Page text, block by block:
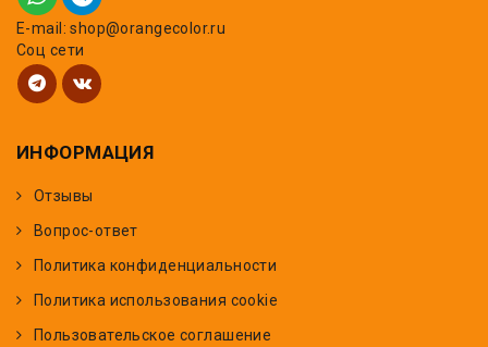
E-mail: shop@orangecolor.ru
Соц сети
ИНФОРМАЦИЯ
Отзывы
Вопрос-ответ
Политика конфиденциальности
Политика использования cookie
Пользовательское соглашение